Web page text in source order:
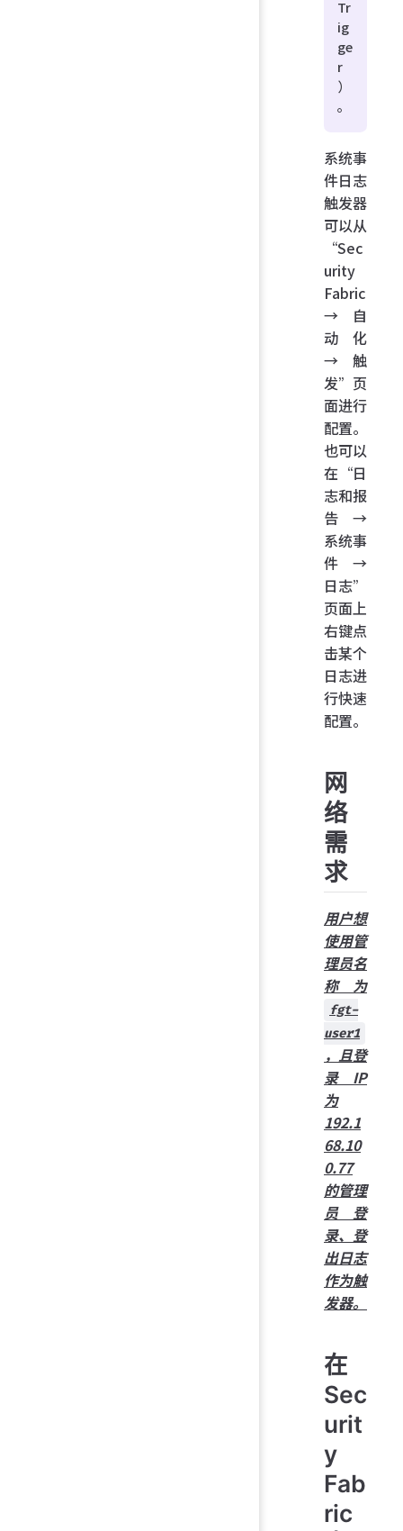
Tr
ig
ge
r
）
。
系统事
件日志
触发器
可以从
“Sec
urity
Fabric
→ 自
动化
→ 触
发”页
面进行
配置。
也可以
在“日
志和报
告 →
系统事
件 →
日志”
页面上
右键点
击某个
日志进
行快速
配置。
网
络
需
求
用户想
使用管
理员名
称为
fgt-
user1
，且登
录 IP
为
192.1
68.10
0.77
的管理
员登
录、登
出日志
作为触
发器。
在
Sec
urit
y
Fab
ric